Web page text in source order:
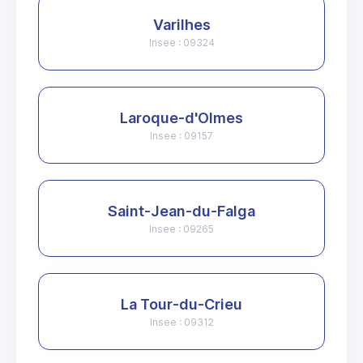
Varilhes
Insee : 09324
Laroque-d'Olmes
Insee : 09157
Saint-Jean-du-Falga
Insee : 09265
La Tour-du-Crieu
Insee : 09312